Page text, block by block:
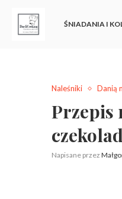
ŚNIADANIA I
Naleśniki Danią
Przepis
Napisane przez